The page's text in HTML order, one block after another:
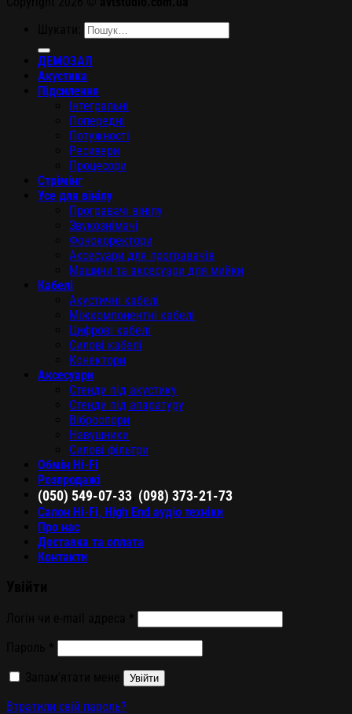
ДЕМОЗАЛ
Акустика
Підсилення
Інтегральні
Попередні
Потужності
Ресивери
Процесори
Стрімінг
Усе для вінілу
Програвачі вінілу
Звукознімачі
Фонокоректори
Аксесуари для програвачів
Машини та аксесуари для мийки
Кабелі
Акустичні кабелі
Міжкомпонентні кабелі
Цифрові кабелі
Силові кабелі
Конектори
Аксесуари
Стенди під акустику
Стенди під апаратуру
Віброопори
Навушники
Силові фільтри
Обмін Hi-Fi
Розпродажі
(050) 549-07-33 (098) 373-21-73
Салон Hi-Fi, High End аудіо техніки
Про нас
Доставка та оплата
Контакти
Увійти
Втратили свій пароль?